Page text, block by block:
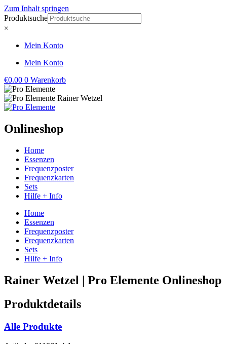
Zum Inhalt springen
Produktsuche
×
Mein Konto
Mein Konto
€0.00 0 Warenkorb
Onlineshop
Home
Essenzen
Frequenzposter
Frequenzkarten
Sets
Hilfe + Info
Home
Essenzen
Frequenzposter
Frequenzkarten
Sets
Hilfe + Info
Rainer Wetzel | Pro Elemente Onlineshop
Produktdetails
Alle Produkte